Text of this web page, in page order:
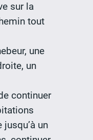
sur la
tout
une
un
continuer
un